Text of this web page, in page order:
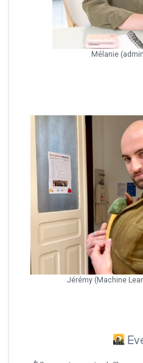
Mélanie
Jérémy (Machine